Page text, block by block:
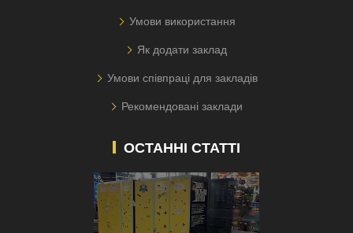
Умови використання
Як додати заклад
Умови співпраці для закладів
Рекомендовані заклади
ОСТАННІ СТАТТІ